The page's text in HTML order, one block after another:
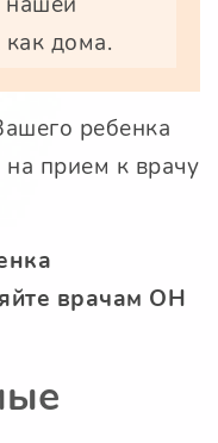
дома.
ребенка
прием к врачу
врачам ОН